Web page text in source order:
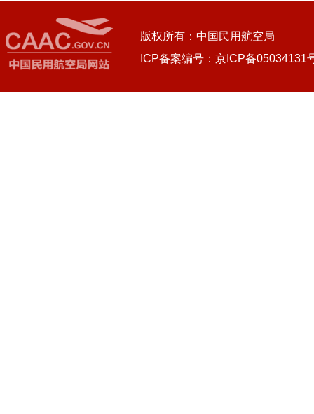
版权所有：中国民用航空局
ICP备案编号：京ICP备05034131